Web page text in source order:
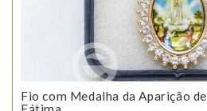
Fio com Medalha da Aparição de